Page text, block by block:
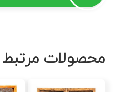
محصولات مرتبط